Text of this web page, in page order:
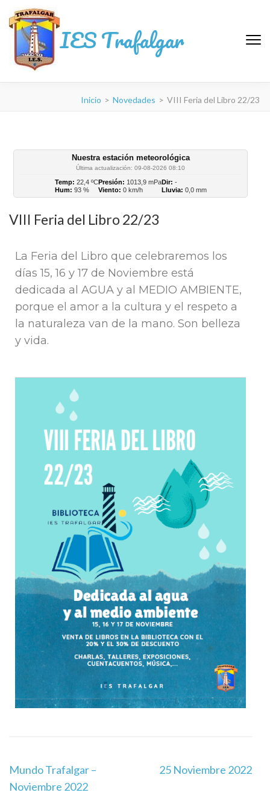
IES Trafalgar
Inicio > Novedades > VIII Feria del Libro 22/23
Nuestra estación meteorológica
Última actualización: 09-08-2026 08:10
Temp: 22,4 ºC
Hum: 93 %
Presión: 1013,9 mPa
Viento: 0 km/h
Dir: -
Lluvia: 0,0 mm
VIII Feria del Libro 22/23
La Feria del Libro que celebraremos los
días 15, 16 y 17 de Noviembre está
dedicada al AGUA y al MEDIO AMBIENTE,
porque el amor a la cultura y el respeto a
la naturaleza van de la mano. Son belleza
y vida.
Mundo Trafalgar –
Noviembre 2022
25 Noviembre 2022